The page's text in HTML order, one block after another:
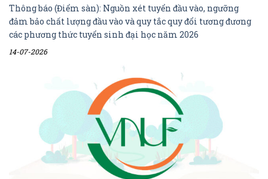
Thông báo (Điểm sàn): Nguồn xét tuyển đầu vào, ngưỡng
đảm bảo chất lượng đầu vào và quy tắc quy đổi tương đương
các phương thức tuyển sinh đại học năm 2026
14-07-2026